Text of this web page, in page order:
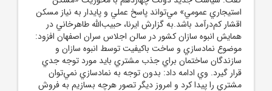
استيجاري عمومي» مي‌تواند پاسخ عملي و پايدار به نياز مسکن
اقشار کم‌درآمد باشد.به گزارش ايرنا، حبيب‌الله طاهرخاني در
همايش انبوه سازان کشور در سالن اجلاس سران اصفهان افزود:
موضوع نمادسازي و ساخت باکيفيت توسط انبوه سازان و
سازندگان ساختمان براي جذب مشتري بايد مورد توجه جدي
قرار گيرد. وي ادامه داد: بدون توجه به نمادسازي نمي‌توان
مشتري را پيدا کرد و امروز ديگر تصور هرچه بسازيم به فروش